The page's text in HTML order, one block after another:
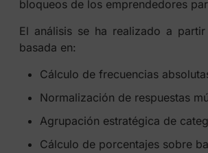
bloqueos de los emprendedores
El análisis se ha realizado a
basada en:
Cálculo de frecuencias
Normalización de respuestas
Agrupación estratégica de
Cálculo de porcentajes sobre